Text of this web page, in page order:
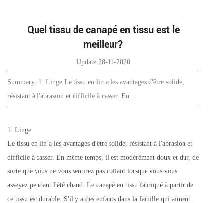
Quel tissu de canapé en tissu est le
meilleur?
Update:28-11-2020
Summary: 1. Linge Le tissu en lin a les avantages d'être solide,
résistant à l'abrasion et difficile à casser. En...
1. Linge
Le tissu en lin a les avantages d'être solide, résistant à l'abrasion et
difficile à casser. En même temps, il est modérément doux et dur, de
sorte que vous ne vous sentirez pas collant lorsque vous vous
asseyez pendant l'été chaud. Le canapé en tissu fabriqué à partir de
ce tissu est durable. S'il y a des enfants dans la famille qui aiment